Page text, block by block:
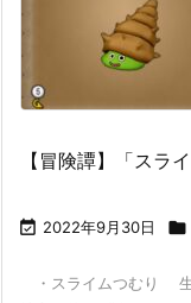
【冒険譚】「スラ
 2022年9月30日 
・スライムつむ